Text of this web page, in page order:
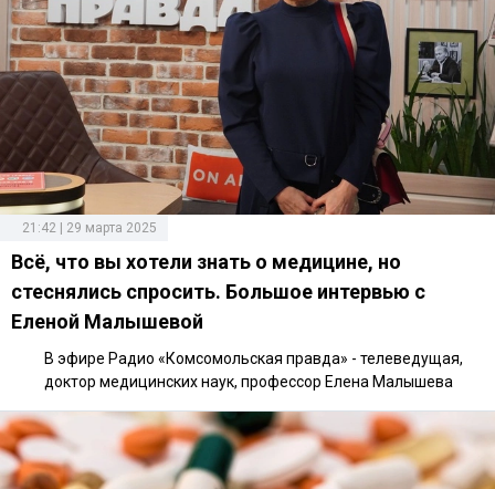
21:42 | 29 марта 2025
Всё, что вы хотели знать о медицине, но
стеснялись спросить. Большое интервью с
Еленой Малышевой
В эфире Радио «Комсомольская правда» - телеведущая,
доктор медицинских наук, профессор Елена Малышева